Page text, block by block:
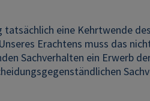
eine Kehrtwende
Erachtens muss das
Sachverhalten ein Erwerb